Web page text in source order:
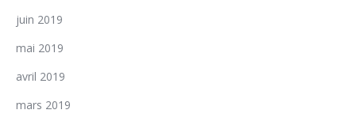
juin 2019
mai 2019
avril 2019
mars 2019